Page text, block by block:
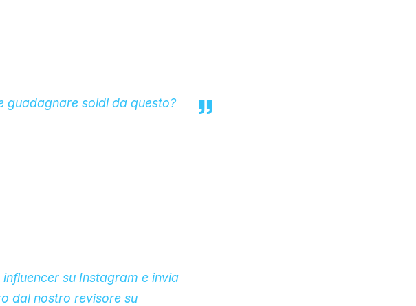
guadagnare soldi da questo?
su Instagram e invia
dal nostro revisore su